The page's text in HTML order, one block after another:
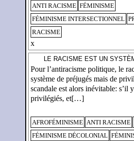
ANTI RACISME FÉMINISME
FÉMINISME INTERSECTIONNEL
RACISME
x
LE RACISME EST UN
Pour l’antiracisme politique, le
système de préjugés mais de
scandale est alors inévitable: s’il
privilégiés, et[…]
AFROFÉMINISME ANTI RACISME
FÉMINISME DÉCOLONIAL